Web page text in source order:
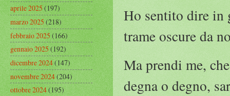
Ho sentito dire in
trame oscure da
Ma prendi me,
degna o degno,
aprile 2025(197)
marzo 2025(218)
febbraio 2025(166)
gennaio 2025(192)
dicembre 2024(147)
novembre 2024(204)
ottobre 2024(195)